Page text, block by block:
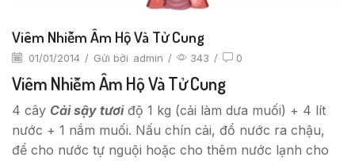
Viêm Nhiễm Âm Hộ Và Tử Cung
01/01/2014 / Gửi bởi admin / 343 / 0
Viêm Nhiễm Âm Hộ Và Tử Cung
4 cây Cải sậy tươiđộ 1 kg (cải làm dưa muối) + 4 lít
nước + 1 nắm muối. Nấu chín cải, đổ nước ra chậu,
để cho nước tự nguội hoặc cho thêm nước lạnh cho